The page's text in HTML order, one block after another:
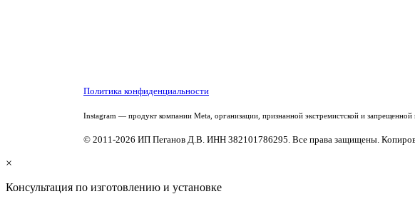
Политика конфиденциальности
Instagram — продукт компании Meta, организации, признанной экстремистской и
© 2011-2026 ИП Пеганов Д.В. ИНН 382101786295. Все права защищены.
×
Консультация по изготовлению и установке